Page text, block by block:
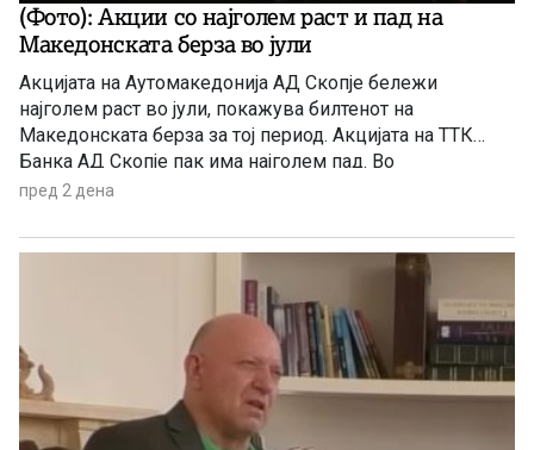
(Фото): Акции со најголем раст и пад на
Македонската берза во јули
Акцијата на Аутомакедонија АД Скопје бележи
најголем раст во јули, покажува билтенот на
Македонската берза за тој период. Акцијата на ТТК
Банка АД Скопје пак има најголем пад. Во
продолжение целосно и другите акции со најголем
пред 2 дена